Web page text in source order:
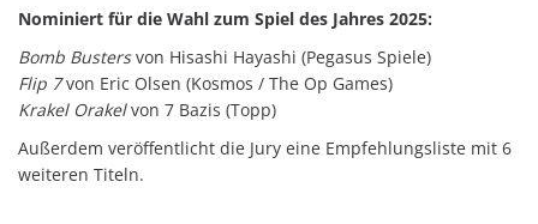
Nominiert für die Wahl zum Spiel des Jahres 2025:
Bomb Bustersvon Hisashi Hayashi (Pegasus Spiele)
Flip 7von Eric Olsen (Kosmos / The Op Games)
Krakel Orakelvon 7 Bazis (Topp)
Außerdem veröffentlicht die Jury eine Empfehlungsliste mit 6
weiteren Titeln.